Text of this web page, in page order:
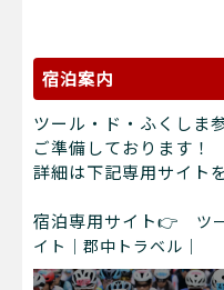
宿泊案内
ツール・ド・ふくしま
ご準備しております！
詳細は下記専用サイト
宿泊専用サイト👉 ツ
イト｜郡中トラベル｜